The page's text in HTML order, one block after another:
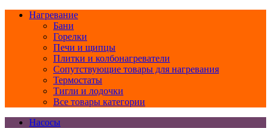
Нагревание
Бани
Горелки
Печи и щипцы
Плитки и колбонагреватели
Сопутствующие товары для нагревания
Термостаты
Тигли и лодочки
Все товары категории
Насосы